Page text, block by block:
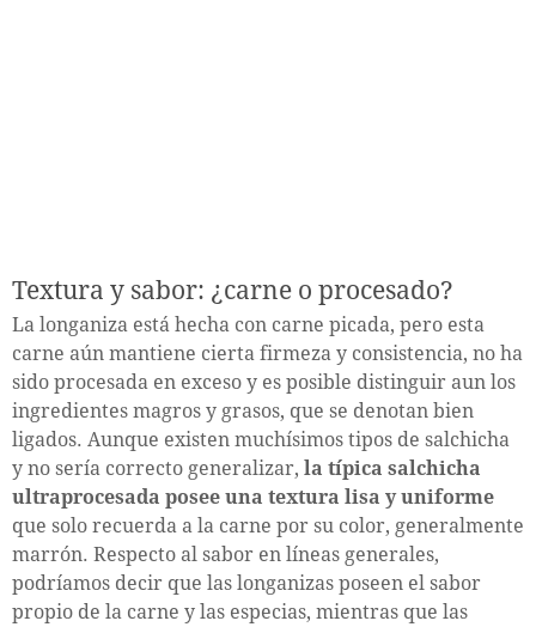
Textura y sabor: ¿carne o procesado?
La longaniza está hecha con carne picada, pero esta
carne aún mantiene cierta firmeza y consistencia, no ha
sido procesada en exceso y es posible distinguir aun los
ingredientes magros y grasos, que se denotan bien
ligados. Aunque existen muchísimos tipos de salchicha
y no sería correcto generalizar, la típica salchicha
ultraprocesada posee una textura lisa y uniforme
que solo recuerda a la carne por su color, generalmente
marrón. Respecto al sabor en líneas generales,
podríamos decir que las longanizas poseen el sabor
propio de la carne y las especias, mientras que las